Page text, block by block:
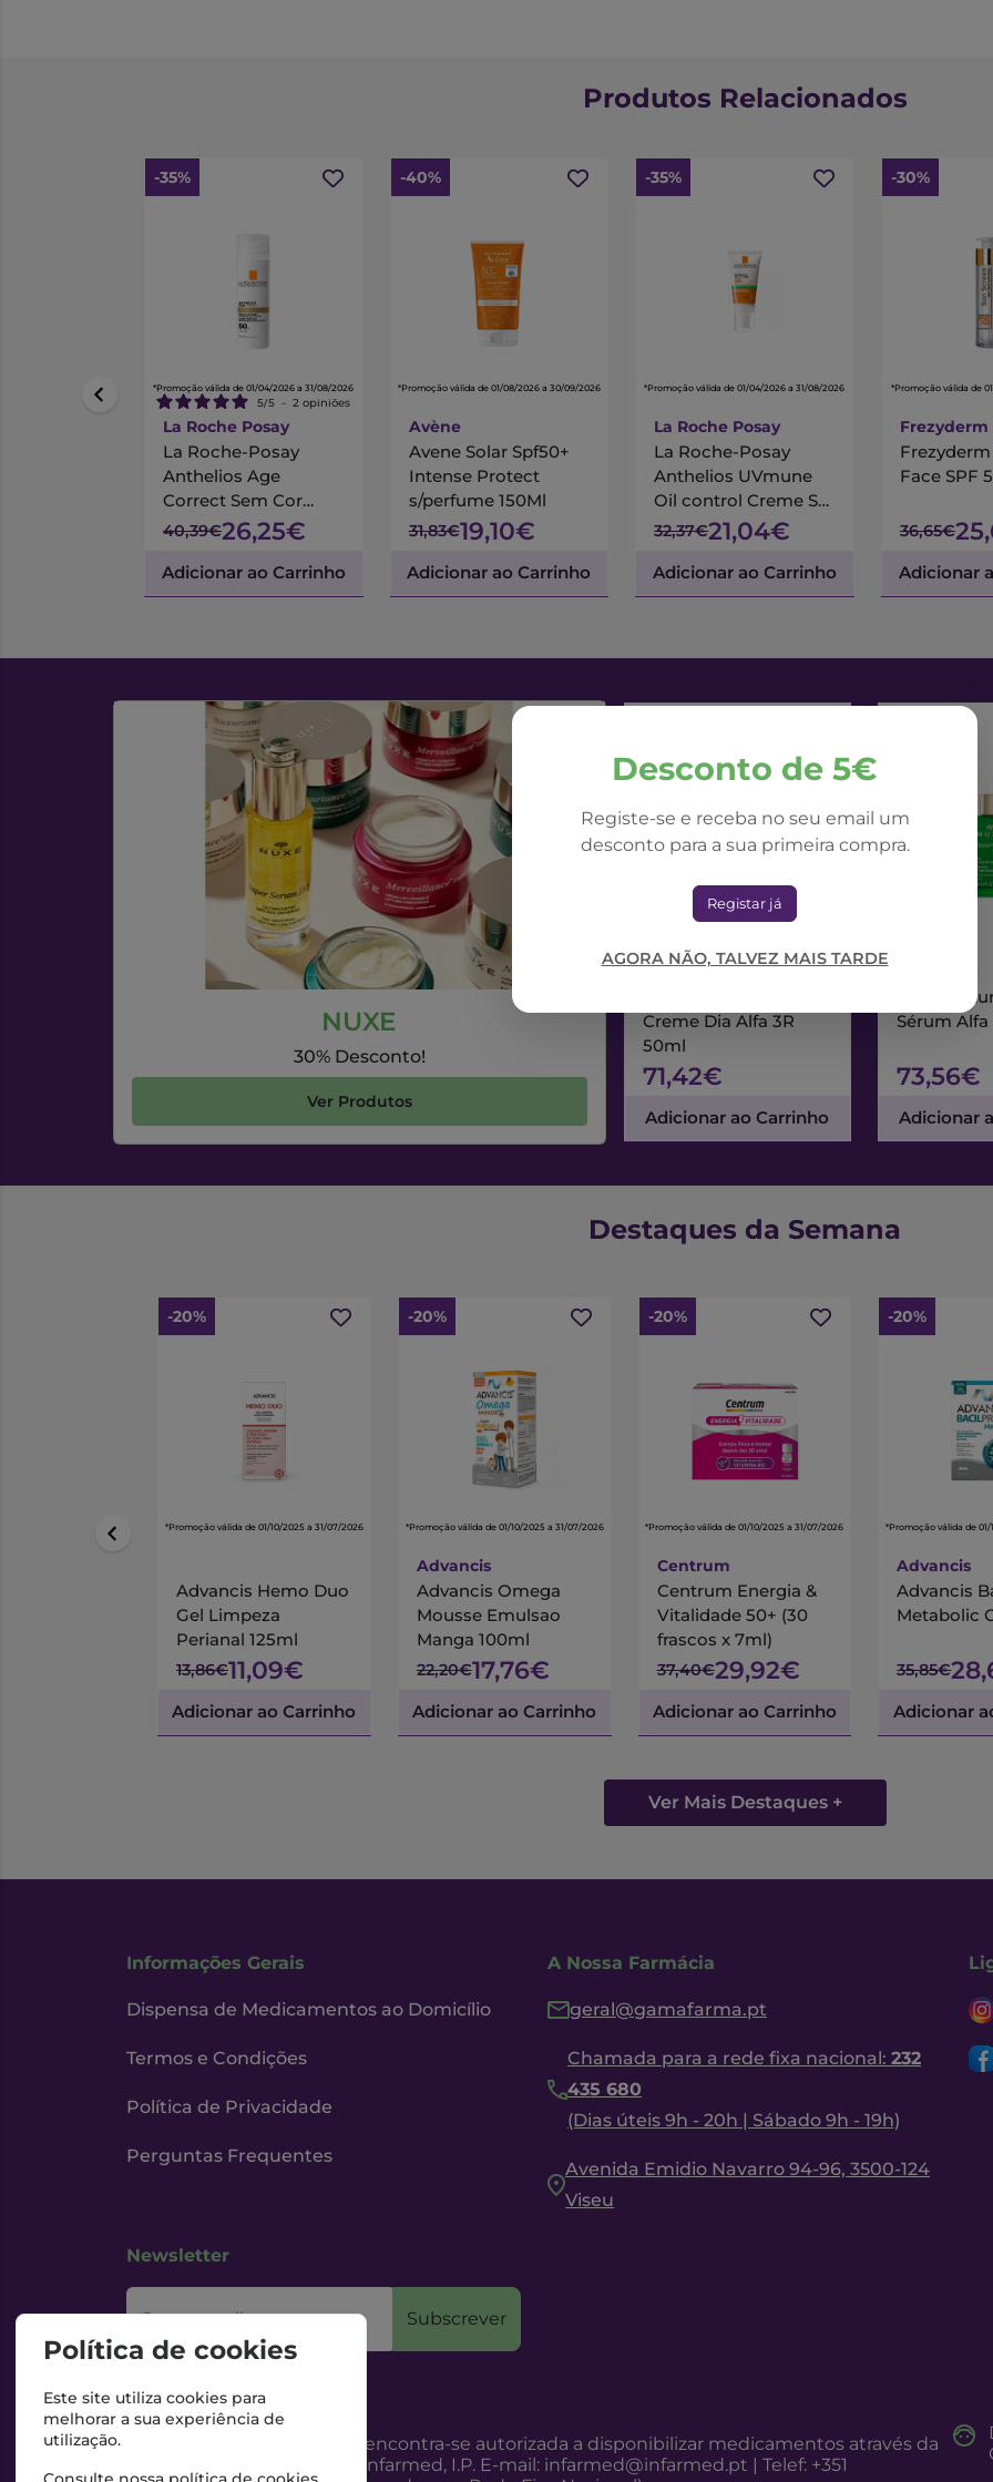
Desconto de 5€
Registe-se e receba no seu email um
desconto para a sua primeira compra.
Registar já
AGORA NÃO, TALVEZ MAIS TARDE
Produtos Relacionados
-35%
*Promoção válida de 01/04/2026 a 31/08/2026
5/5 - 2opiniões
La Roche Posay
La Roche-Posay
Anthelios Age
Correct Sem Cor
SPF50 50ml
40,39€26,25€
Adicionar ao Carrinho
-40%
*Promoção válida de 01/08/2026 a 30/09/2026
Avène
Avene Solar Spf50+
Intense Protect
s/perfume 150Ml
31,83€19,10€
Adicionar ao Carrinho
-35%
*Promoção válida de 01/04/2026 a 31/08/2026
La Roche Posay
La Roche-Posay
Anthelios UVmune
Oil control Creme SP
50+ 50ml
32,37€21,04€
Adicionar ao Carrinho
-30%
*Promoção válida de
Frezyderm
Face SPF
36,65€
Adicionar
NUXE
30% Desconto!
Ver Produtos
NUXE
Creme Dia Alfa 3R
50ml
71,42€
Adicionar ao Carrinho
Nuxe
Sérum
73,56€
Adicionar
Destaques da Semana
-20%
*Promoção válida de 01/10/2025 a 31/07/2026
Advancis Hemo Duo
Gel Limpeza
Perianal 125ml
13,86€11,09€
Adicionar ao Carrinho
-20%
*Promoção válida de 01/10/2025 a 31/07/2026
Advancis
Advancis Omega
Mousse Emulsao
Manga 100ml
22,20€17,76€
Adicionar ao Carrinho
-20%
*Promoção válida de 01/10/2025 a 31/07/2026
Centrum
Centrum Energia &
Vitalidade 50+ (30
frascos x 7ml)
37,40€29,92€
Adicionar ao Carrinho
-20%
*Promoção válida de
Advancis
Advancis
Metabolic
35,85€
Adicionar
Ver Mais Destaques +
Informações Gerais
Dispensa de Medicamentos ao Domicílio
Termos e Condições
Política de Privacidade
Perguntas Frequentes
A Nossa Farmácia
geral@gamafarma.pt
Chamada para a rede fixa nacional: 232
435 680
(Dias úteis 9h - 20h | Sábado 9h - 19h)
Avenida Emidio Navarro 94-96, 3500-124
Viseu
Newsletter
O seu email Subscrever
Esta Farmácia encontra-se autorizada a disponibilizar medicamentos através da
Internet, pelo Infarmed, I.P. E-mail: infarmed@infarmed.pt | Telef: +351
Política de cookies
Este site utiliza cookies para
melhorar a sua experiência de
utilização.